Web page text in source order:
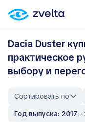
Dacia Duster
практическое
выбору и
Сортировать по
Год выпуска: 2017